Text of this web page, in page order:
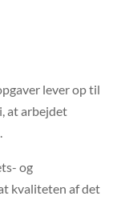
lever op til
at arbejdet
og
kvaliteten af det